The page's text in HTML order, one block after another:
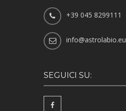
+39 045 8299111
info@astrolabio.eu
SEGUICI SU: